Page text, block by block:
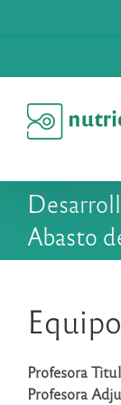
al
Abasto
Profesora
Profesora